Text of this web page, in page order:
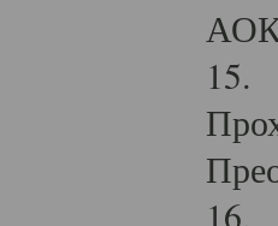
15.
16.